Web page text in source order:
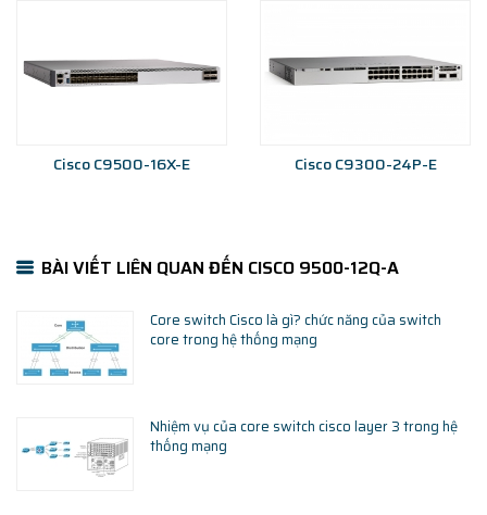
Cisco C9500-16X-E Cisco C9300-24P-E
BÀI VIẾT LIÊN QUAN ĐẾN CISCO 9500-12Q-A
Core switch Cisco là gì? chức năng của switch
core trong hệ thống mạng
Nhiệm vụ của core switch cisco layer 3 trong hệ
thống mạng